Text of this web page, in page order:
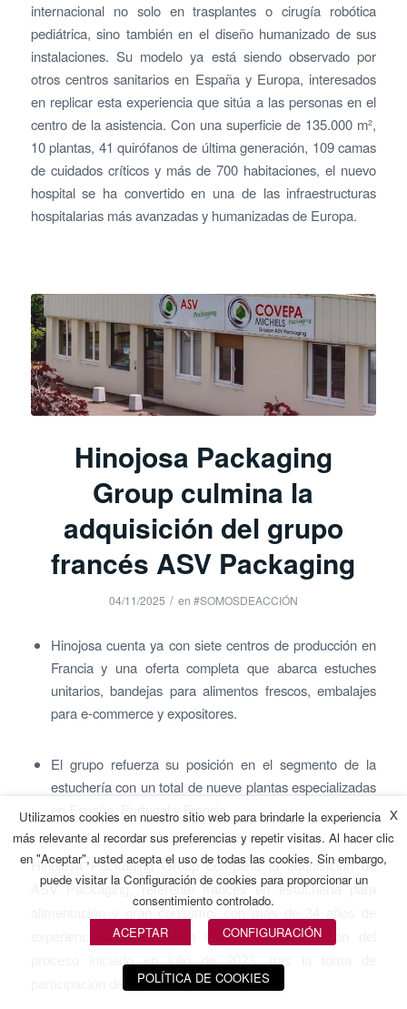
internacional no solo en trasplantes o cirugía robótica
pediátrica, sino también en el diseño humanizado de sus
instalaciones. Su modelo ya está siendo observado por
otros centros sanitarios en España y Europa, interesados
en replicar esta experiencia que sitúa a las personas en el
centro de la asistencia. Con una superficie de 135.000 m²,
10 plantas, 41 quirófanos de última generación, 109 camas
de cuidados críticos y más de 700 habitaciones, el nuevo
hospital se ha convertido en una de las infraestructuras
hospitalarias más avanzadas y humanizadas de Europa.
Hinojosa Packaging
Group culmina la
adquisición del grupo
francés ASV Packaging
04/11/2025 / en #SOMOSDEACCIÓN
Hinojosa cuenta ya con siete centros de producción en
Francia y una oferta completa que abarca estuches
unitarios, bandejas para alimentos frescos, embalajes
para e-commerce y expositores.
El grupo refuerza su posición en el segmento de la
estuchería con un total de nueve plantas especializadas
en España, Portugal y Francia.
Hinojosa Packaging Group completa la adquisición de
ASV Packaging, referente francés en estuchería para
La operación supone la culminación del
participación del 49% del grupo francés.
X
Utilizamos cookies en nuestro sitio web para brindarle la experiencia
más relevante al recordar sus preferencias y repetir visitas. Al hacer clic
en "Aceptar", usted acepta el uso de todas las cookies. Sin embargo,
puede visitar la Configuración de cookies para proporcionar un
consentimiento controlado.
ACEPTAR
CONFIGURACIÓN
POLÍTICA DE COOKIES